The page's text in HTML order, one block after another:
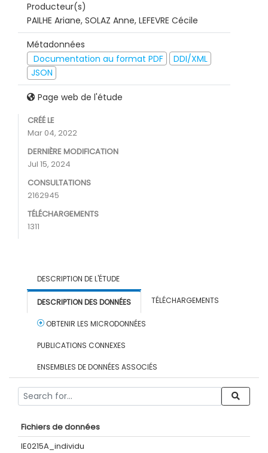
Producteur(s)
PAILHE Ariane, SOLAZ Anne, LEFEVRE Cécile
Métadonnées
Documentation au format PDF
DDI/XML
JSON
Page web de l'étude
CRÉÉ LE
Mar 04, 2022
DERNIÈRE MODIFICATION
Jul 15, 2024
CONSULTATIONS
2162945
TÉLÉCHARGEMENTS
1311
DESCRIPTION DE L'ÉTUDE
DESCRIPTION DES DONNÉES TÉLÉCHARGEMENTS
OBTENIR LES MICRODONNÉES
PUBLICATIONS CONNEXES
ENSEMBLES DE DONNÉES ASSOCIÉS
Fichiers de données
IE0215A_individu